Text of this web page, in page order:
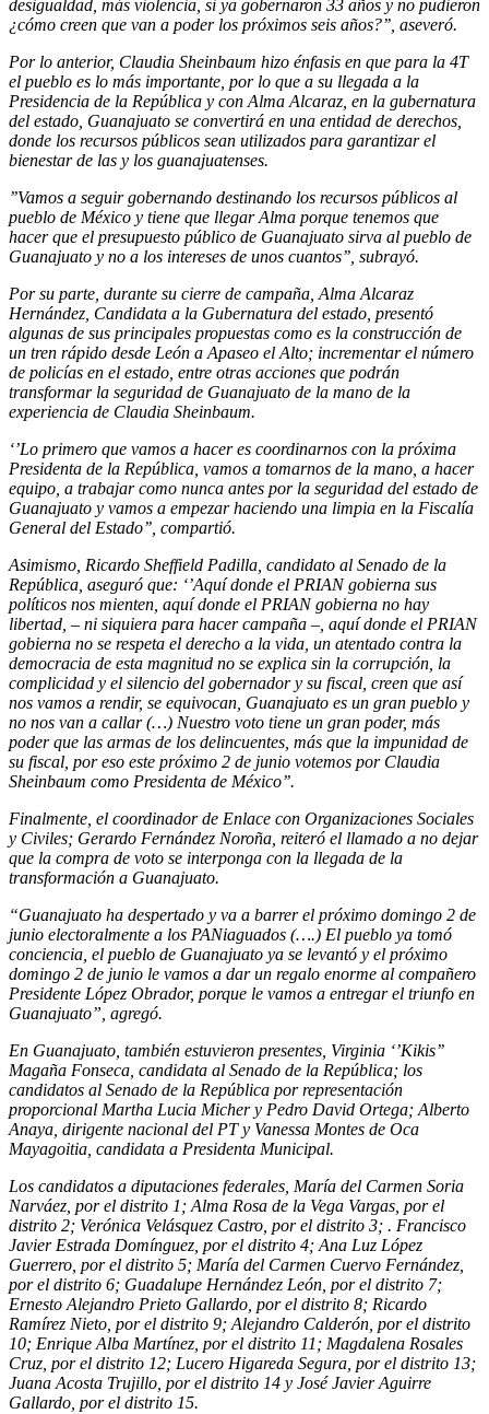
desigualdad, más violencia, si ya gobernaron 33 años y no pudieron
¿cómo creen que van a poder los próximos seis años?’’, aseveró.
Por lo anterior, Claudia Sheinbaum hizo énfasis en que para la 4T
el pueblo es lo más importante, por lo que a su llegada a la
Presidencia de la República y con Alma Alcaraz, en la gubernatura
del estado, Guanajuato se convertirá en una entidad de derechos,
donde los recursos públicos sean utilizados para garantizar el
bienestar de las y los guanajuatenses.
’’Vamos a seguir gobernando destinando los recursos públicos al
pueblo de México y tiene que llegar Alma porque tenemos que
hacer que el presupuesto público de Guanajuato sirva al pueblo de
Guanajuato y no a los intereses de unos cuantos’’, subrayó.
Por su parte, durante su cierre de campaña, Alma Alcaraz
Hernández, Candidata a la Gubernatura del estado, presentó
algunas de sus principales propuestas como es la construcción de
un tren rápido desde León a Apaseo el Alto; incrementar el número
de policías en el estado, entre otras acciones que podrán
transformar la seguridad de Guanajuato de la mano de la
experiencia de Claudia Sheinbaum.
‘’Lo primero que vamos a hacer es coordinarnos con la próxima
Presidenta de la República, vamos a tomarnos de la mano, a hacer
equipo, a trabajar como nunca antes por la seguridad del estado de
Guanajuato y vamos a empezar haciendo una limpia en la Fiscalía
General del Estado’’, compartió.
Asimismo, Ricardo Sheffield Padilla, candidato al Senado de la
República, aseguró que: ‘’Aquí donde el PRIAN gobierna sus
políticos nos mienten, aquí donde el PRIAN gobierna no hay
libertad, – ni siquiera para hacer campaña –, aquí donde el PRIAN
gobierna no se respeta el derecho a la vida, un atentado contra la
democracia de esta magnitud no se explica sin la corrupción, la
complicidad y el silencio del gobernador y su fiscal, creen que así
nos vamos a rendir, se equivocan, Guanajuato es un gran pueblo y
no nos van a callar (…) Nuestro voto tiene un gran poder, más
poder que las armas de los delincuentes, más que la impunidad de
su fiscal, por eso este próximo 2 de junio votemos por Claudia
Sheinbaum como Presidenta de México’’.
Finalmente, el coordinador de Enlace con Organizaciones Sociales
y Civiles; Gerardo Fernández Noroña, reiteró el llamado a no dejar
que la compra de voto se interponga con la llegada de la
transformación a Guanajuato.
“Guanajuato ha despertado y va a barrer el próximo domingo 2 de
junio electoralmente a los PANiaguados (….) El pueblo ya tomó
conciencia, el pueblo de Guanajuato ya se levantó y el próximo
domingo 2 de junio le vamos a dar un regalo enorme al compañero
Presidente López Obrador, porque le vamos a entregar el triunfo en
Guanajuato”, agregó.
En Guanajuato, también estuvieron presentes, Virginia ‘’Kikis’’
Magaña Fonseca, candidata al Senado de la República; los
candidatos al Senado de la República por representación
proporcional Martha Lucia Micher y Pedro David Ortega; Alberto
Anaya, dirigente nacional del PT y Vanessa Montes de Oca
Mayagoitia, candidata a Presidenta Municipal.
Los candidatos a diputaciones federales, María del Carmen Soria
Narváez, por el distrito 1; Alma Rosa de la Vega Vargas, por el
distrito 2; Verónica Velásquez Castro, por el distrito 3; . Francisco
Javier Estrada Domínguez, por el distrito 4; Ana Luz López
Guerrero, por el distrito 5; María del Carmen Cuervo Fernández,
por el distrito 6; Guadalupe Hernández León, por el distrito 7;
Ernesto Alejandro Prieto Gallardo, por el distrito 8; Ricardo
Ramírez Nieto, por el distrito 9; Alejandro Calderón, por el distrito
10; Enrique Alba Martínez, por el distrito 11; Magdalena Rosales
Cruz, por el distrito 12; Lucero Higareda Segura, por el distrito 13;
Juana Acosta Trujillo, por el distrito 14 y José Javier Aguirre
Gallardo, por el distrito 15.